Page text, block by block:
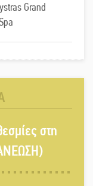
Grand
Μυστρά για το
τον χρόνο
στη